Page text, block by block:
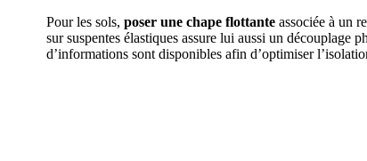
Pour les sols, poser une chape flottante associée à un
sur suspentes élastiques assure lui aussi un découplage
d’informations sont disponibles afin d’optimiser